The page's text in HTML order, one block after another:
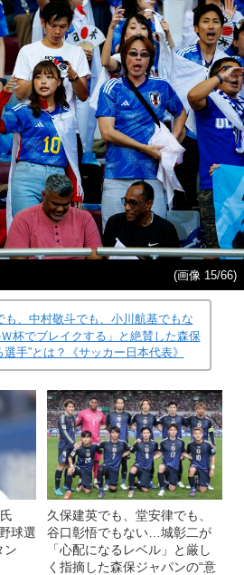
(画像 15/66)
も、中村敬斗でも、小川航基でもな
杯でブレイクする」と絶賛した森保
手”とは？《サッカー日本代表》
球選
ン
久保建英でも、堂安律でも、
谷口彰悟でもない…城彰二が
「心配になるレベル」と厳し
く指摘した森保ジャパンの“意